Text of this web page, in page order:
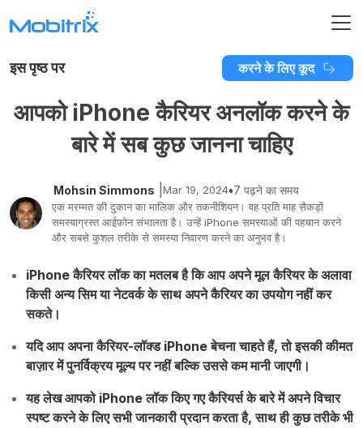
इस पृष्ठ पर करने के लिए कूद
आपको iPhone कैरियर अनलॉक करने के
बारे में सब कुछ जानना चाहिए
Mohsin Simmons Mar 19, 2024•7 पढ़ने का समय
एक मरम्मत की दुकान का मालिक और तकनीशियन। वह प्रति माह सैकड़ों
समस्याग्रस्त आईफ़ोन संभालता है। उन्हें iPhone समस्याओं की पहचान करने
और सबसे कुशल तरीके से समस्या निवारण करने का अनुभव है।
iPhone कैरियर लॉक का मतलब है कि आप अपने मूल कैरियर के अलावा
किसी अन्य सिम या नेटवर्क के साथ अपने कैरियर का उपयोग नहीं कर
सकते।
यदि आप अपना कैरियर-लॉक्ड iPhone बेचना चाहते हैं, तो इसकी कीमत
बाज़ार में पुनर्विक्रय मूल्य पर नहीं बल्कि उससे कम मानी जाएगी।
यह लेख आपको iPhone लॉक किए गए कैरियर्स के बारे में अपने विचार
स्पष्ट करने के लिए सभी जानकारी प्रदान करता है, साथ ही कुछ तरीके भी